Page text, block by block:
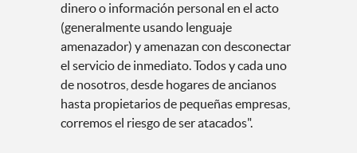
dinero o información personal en el acto
(generalmente usando lenguaje
amenazador) y amenazan con desconectar
el servicio de inmediato. Todos y cada uno
de nosotros, desde hogares de ancianos
hasta propietarios de pequeñas empresas,
corremos el riesgo de ser atacados".